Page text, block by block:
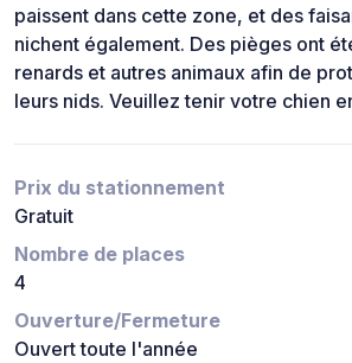
paissent dans cette zone, et des
nichent également. Des pièges ont
renards et autres animaux afin de
leurs nids. Veuillez tenir votre chien
Prix du stationnement
Gratuit
Nombre de places
4
Ouverture/Fermeture
Ouvert toute l'année